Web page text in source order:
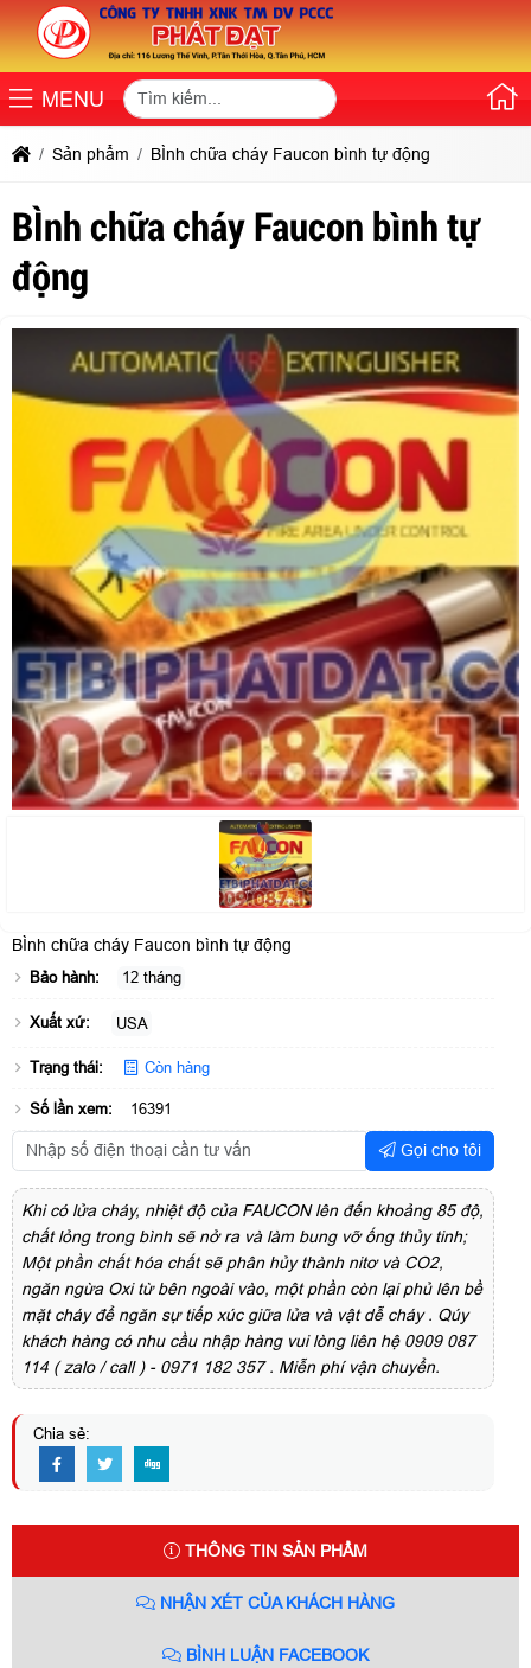
MENU
Sản phẩm BÌnh chữa cháy Faucon bình tự động
BÌnh chữa cháy Faucon bình tự
động
BÌnh chữa cháy Faucon bình tự động
Bảo hành: 12 tháng
Xuất xứ: USA
Trạng thái: Còn hàng
Số lần xem: 16391
Gọi cho tôi
Khi có lửa cháy, nhiệt độ của FAUCON lên đến khoảng 85 độ,
chất lỏng trong bình sẽ nở ra và làm bung vỡ ống thủy tinh;
Một phần chất hóa chất sẽ phân hủy thành nitơ và CO2,
ngăn ngừa Oxi từ bên ngoài vào, một phần còn lại phủ lên bề
mặt cháy để ngăn sự tiếp xúc giữa lửa và vật dễ cháy . Qúy
khách hàng có nhu cầu nhập hàng vui lòng liên hệ 0909 087
114 ( zalo / call ) - 0971 182 357 . Miễn phí vận chuyển.
Chia sẻ:
THÔNG TIN SẢN PHẨM
NHẬN XÉT CỦA KHÁCH HÀNG
BÌNH LUẬN FACEBOOK